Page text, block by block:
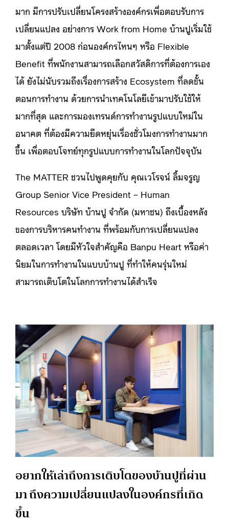
มาก มีการปรับเปลี่ยนโครงสร้างองค์กรเพื่อตอบรับการ
เปลี่ยนแปลง อย่างการ Work from Home บ้านปูเริ่มใช้
มาตั้งแต่ปี 2008 ก่อนองค์กรไหนๆ หรือ Flexible
Benefit ที่พนักงานสามารถเลือกสวัสดิการที่ต้องการเอง
ได้ ยังไม่นับรวมถึงเรื่องการสร้าง Ecosystem ที่ลดขั้น
ตอนการทำงาน ด้วยการนำเทคโนโลยีเข้ามาปรับใช้ให้
มากที่สุด และการมองเทรนด์การทำงานรูปแบบใหม่ใน
อนาคต ที่ต้องมีความยืดหยุ่นเรื่องชั่วโมงการทำงานมาก
ขึ้น เพื่อตอบโจทย์ทุกรูปแบบการทำงานในโลกปัจจุบัน
The MATTER ชวนไปพูดคุยกับ คุณเวโรจน์ ลิ้มจรูญ
Group Senior Vice President – Human
Resources บริษัท บ้านปู จำกัด (มหาชน) ถึงเบื้องหลัง
ของการบริหารคนทำงาน ที่พร้อมกับการเปลี่ยนแปลง
ตลอดเวลา โดยมีหัวใจสำคัญคือ Banpu Heart หรือค่า
นิยมในการทำงานในแบบบ้านปู ที่ทำให้คนรุ่นใหม่
สามารถเติบโตในโลกการทำงานได้สำเร็จ
อยากให้เล่าถึงการเติบโตของบ้านปูที่ผ่าน
มา ถึงความเปลี่ยนแปลงในองค์กรที่เกิด
ขึ้น